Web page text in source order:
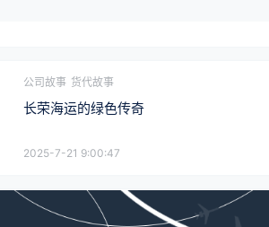
公司故事 货代故事
长荣海运的绿色传奇
2025-7-21 9:00:47